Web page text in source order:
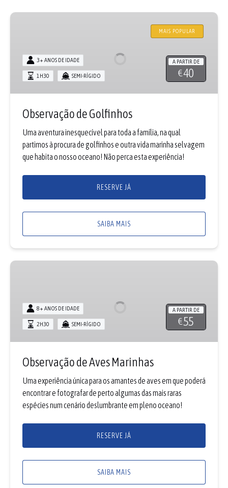
Observação
MAIS POPULAR
A PARTIR DE
€40
3+ ANOS DE IDADE
1H30 SEMI-RÍGIDO
Observação de Golfinhos
Uma aventura inesquecível para toda a família, na qual
partimos à procura de golfinhos e outra vida marinha selvagem
que habita o nosso oceano! Não perca esta experiência!
RESERVE JÁ
SAIBA MAIS
Observação
Marinhas
A PARTIR DE
€55
8+ ANOS DE IDADE
2H30 SEMI-RÍGIDO
Observação de Aves Marinhas
Uma experiência única para os amantes de aves em que poderá
encontrar e fotografar de perto algumas das mais raras
espécies num cenário deslumbrante em pleno oceano!
RESERVE JÁ
SAIBA MAIS